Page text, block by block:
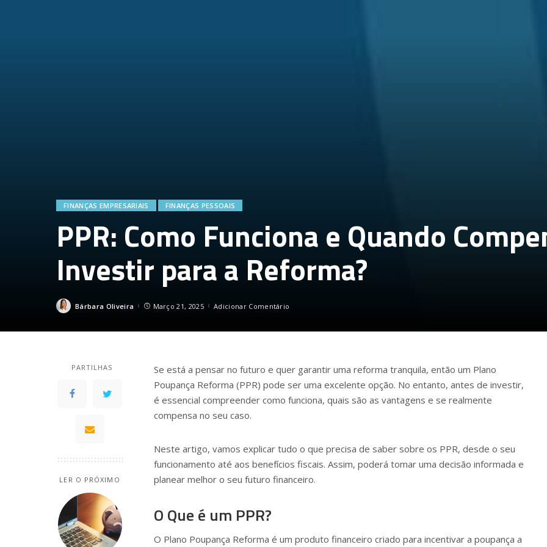
FINANÇAS EMPRESARIAIS FINANÇAS PESSOAIS
PPR: Como Funciona e Quando
Investir para a Reforma?
Posted
Bárbara Oliveira Março 21, 2025 Adicionar Comentário
PARTILHAS
LER O PRÓXIMO
Se está a pensar no futuro e quer garantir uma reforma tranquila, então um Plano
Poupança Reforma (PPR) pode ser uma excelente opção. No entanto, antes de investir,
é essencial compreender como funciona, quais são as vantagens e se realmente
compensa no seu caso.
Neste artigo, vamos explicar tudo o que precisa de saber sobre os PPR, desde o seu
funcionamento até aos benefícios fiscais. Assim, poderá tomar uma decisão informada e
planear melhor o seu futuro financeiro.
O Que é um PPR?
O Plano Poupança Reforma é um produto financeiro criado para incentivar a poupança a